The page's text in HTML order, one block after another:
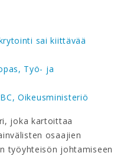
sai kiittävää
Työ- ja
Oikeusministeriö
joka kartoittaa
osaajien
työyhteisön johtamiseen